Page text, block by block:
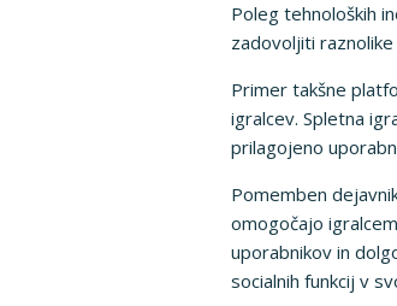
Poleg tehnoloških
zadovoljiti
Primer takšne
igralcev. Spletna
prilagojeno
Pomemben
omogočajo
uporabnikov in
socialnih funkcij v